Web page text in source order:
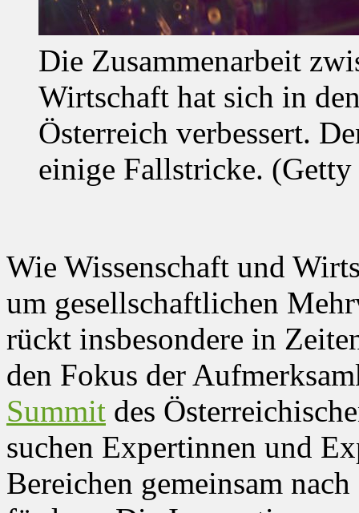
Die Zusammenarbeit
Wirtschaft hat sich in
Österreich verbessert.
einige Fallstricke. (Getty
Wie Wissenschaft und
um gesellschaftlichen
rückt insbesondere in
den Fokus der
Summit des
suchen Expertinnen und
Bereichen gemeinsam